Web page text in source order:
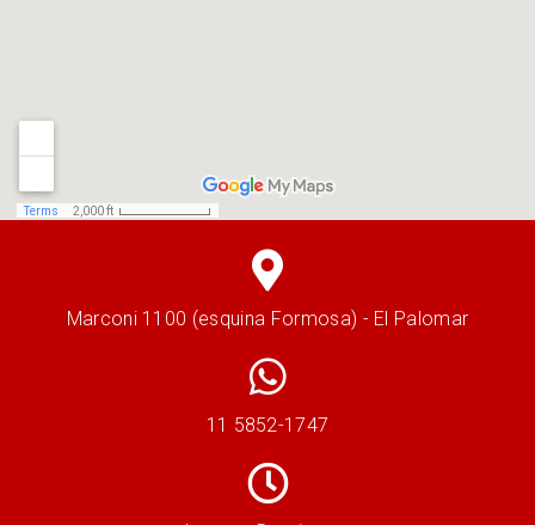
Marconi 1100 (esquina Formosa) - El Palomar
11 5852-1747